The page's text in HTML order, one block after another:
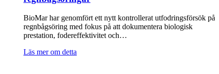
BioMar har genomfört ett nytt kontrollerat utfodringsförsök på
regnbågsöring med fokus på att dokumentera biologisk
prestation, fodereffektivitet och…
Läs mer om detta